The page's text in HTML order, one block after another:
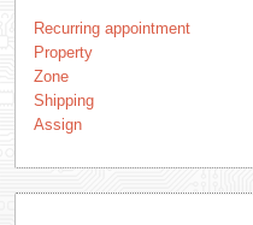
Recurring appointment
Property
Zone
Shipping
Assign